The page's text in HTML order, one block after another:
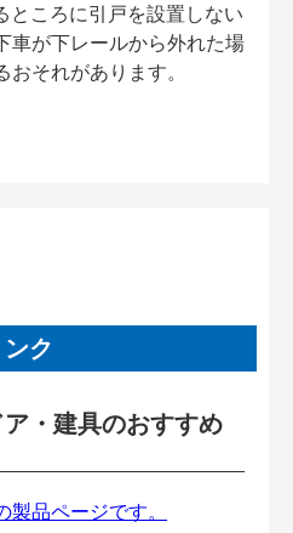
ころに引戸を設置しない
車が下レールから外れた場
それがあります。
ク
・建具のおすすめ